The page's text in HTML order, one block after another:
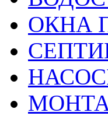
ОКНА